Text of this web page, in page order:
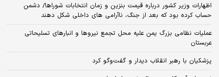
اظهارات وزیر کشور درباره قیمت بنزین و زمان انتخابات شوراها/ دشمن
حساب کرده بود که بعد از جنگ، ناآرامی‌ های داخلی شکل دهند
عملیات نظامی بزرگ یمن علیه محل تجمع نیروها و انبارهای تسلیحاتی
عربستان
پزشکیان با رهبر انقلاب دیدار و گفت‌وگو کرد